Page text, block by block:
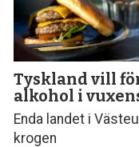
Tyskland vill
alkohol i
Enda landet i
krogen